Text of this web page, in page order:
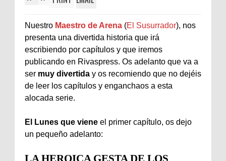
Nuestro Maestro de Arena (El Susurrador), nos
presenta una divertida historia que irá
escribiendo por capítulos y que iremos
publicando en Rivaspress. Os adelanto que va a
ser muy divertida y os recomiendo que no dejéis
de leer los capítulos y enganchaos a esta
alocada serie.
El Lunes que viene el primer capítulo, os dejo
un pequeño adelanto:
LA HEROICA GESTA DE LOS